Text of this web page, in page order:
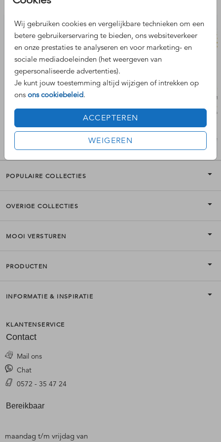
Wij gebruiken cookies en vergelijkbare technieken om een
betere gebruikerservaring te bieden, ons websiteverkeer
en onze prestaties te analyseren en voor marketing- en
sociale mediadoeleinden (het weergeven van
gepersonaliseerde advertenties).
Je kunt jouw toestemming altijd wijzigen of intrekken op
ons ons cookiebeleid.
ACCEPTEREN
WEIGEREN
Nog meer leuke ontwerpen
POPULAIRE COLLECTIES
OVERIGE COLLECTIES
MOOI VERSTUREN
PRODUCTEN
INFORMATIE & INSPIRATIE
KLANTENSERVICE
Contact
Mail ons
Chat
0572 - 35 47 24
Bereikbaar
maandag t/m vrijdag van